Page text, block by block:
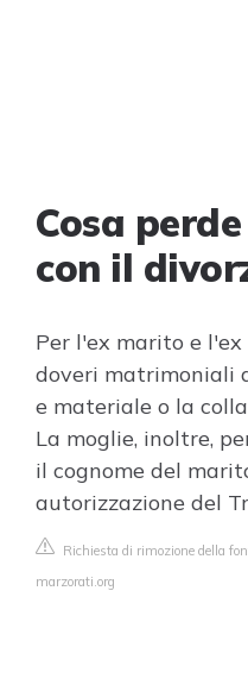
Cosa
con il
Per l'ex marito e
doveri matrimoniali
e materiale o la
La moglie, inoltre,
il cognome del
autorizzazione del
Richiesta di rimozione della
marzorati.org